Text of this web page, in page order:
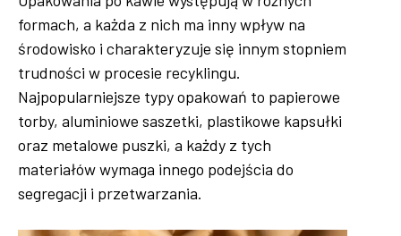
formach, a każda z nich ma inny wpływ na
środowisko i charakteryzuje się innym stopniem
trudności w procesie recyklingu.
Najpopularniejsze typy opakowań to papierowe
torby, aluminiowe saszetki, plastikowe kapsułki
oraz metalowe puszki, a każdy z tych
materiałów wymaga innego podejścia do
segregacji i przetwarzania.